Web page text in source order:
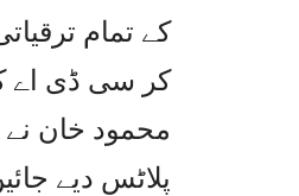
کے تمام
کر سی ڈی اے
محمود خان نے
پلاٹس دیے